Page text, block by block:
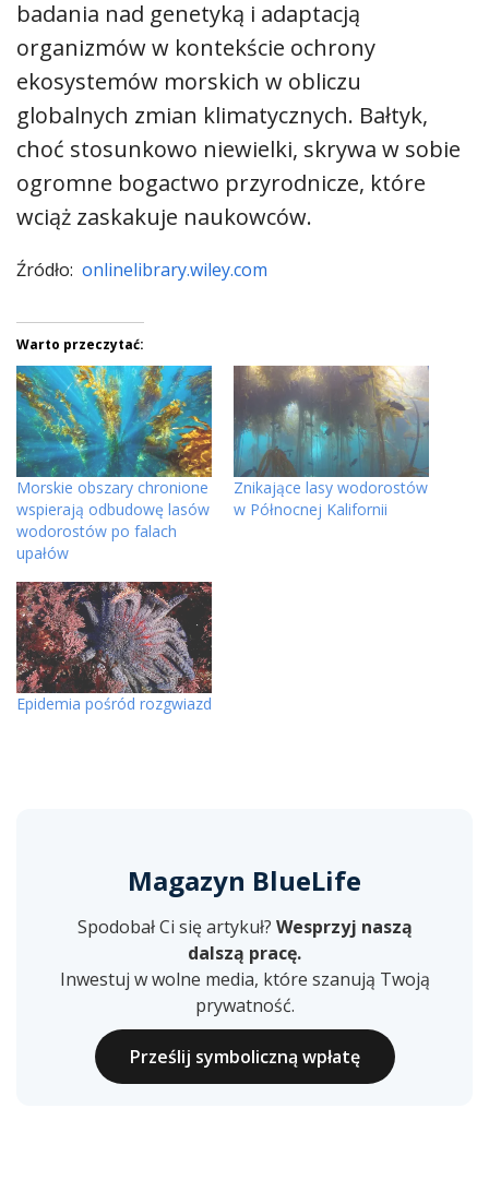
badania nad genetyką i adaptacją
organizmów w kontekście ochrony
ekosystemów morskich w obliczu
globalnych zmian klimatycznych. Bałtyk,
choć stosunkowo niewielki, skrywa w sobie
ogromne bogactwo przyrodnicze, które
wciąż zaskakuje naukowców.
Źródło: onlinelibrary.wiley.com
Warto przeczytać:
Morskie obszary chronione
wspierają odbudowę lasów
wodorostów po falach
upałów
Znikające lasy wodorostów
w Północnej Kalifornii
Epidemia pośród rozgwiazd
Magazyn BlueLife
Spodobał Ci się artykuł? Wesprzyj naszą
dalszą pracę.
Inwestuj w wolne media, które szanują Twoją
prywatność.
Prześlij symboliczną wpłatę